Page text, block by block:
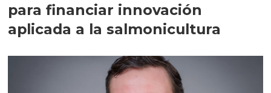
para financiar innovación
aplicada a la salmonicultura